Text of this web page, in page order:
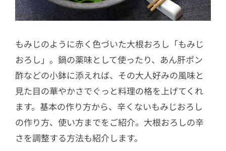
もみじのように赤く色づいた大根おろし「もみじ
おろし」。鍋の薬味として使ったり、あん肝ポン
酢などの小鉢に添えれば、その大人好みの風味と
見た目の華やかさでぐっと料理の格を上げてくれ
ます。基本の作り方から、辛くないもみじおろし
の作り方、使い方までをご紹介。大根おろしの辛
さを調整する方法も紹介します。